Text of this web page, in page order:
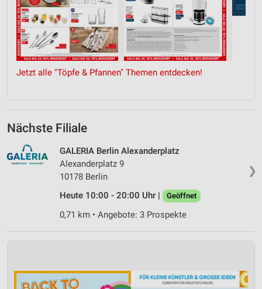
Jetzt alle "Töpfe & Pfannen" Themen entdecken!
Nächste Filiale
❯
GALERIA Berlin Alexanderplatz
Alexanderplatz 9
10178 Berlin
Heute 10:00 - 20:00 Uhr |
Geöffnet
0,71 km • Angebote: 3 Prospekte